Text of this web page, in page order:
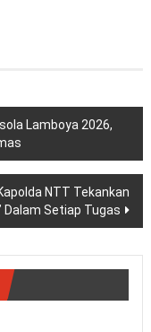
Lamboya 2026,
NTT Tekankan
Dalam Setiap Tugas